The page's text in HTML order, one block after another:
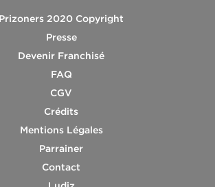
Prizoners 2020 Copyright
Presse
Devenir Franchisé
FAQ
CGV
Crédits
Mentions Légales
Parrainer
Contact